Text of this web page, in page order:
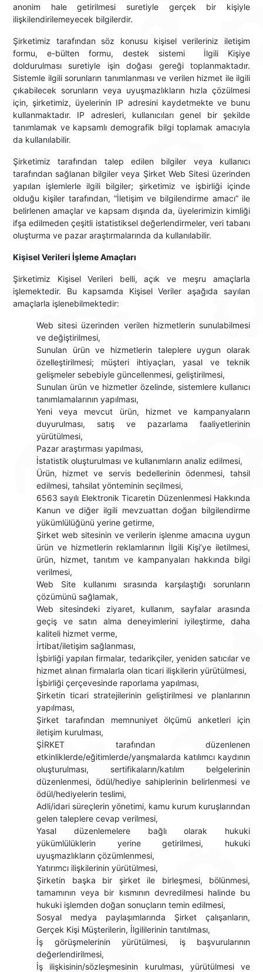
anonim hale getirilmesi suretiyle gerçek bir kişiyle
ilişkilendirilemeyecek bilgilerdir.
Şirketimiz tarafından söz konusu kişisel verileriniz iletişim
formu, e-bülten formu, destek sistemi İlgili Kişiye
doldurulması suretiyle işin doğası gereği toplanmaktadır.
Sistemle ilgili sorunların tanımlanması ve verilen hizmet ile ilgili
çıkabilecek sorunların veya uyuşmazlıkların hızla çözülmesi
için, şirketimiz, üyelerinin IP adresini kaydetmekte ve bunu
kullanmaktadır. IP adresleri, kullanıcıları genel bir şekilde
tanımlamak ve kapsamlı demografik bilgi toplamak amacıyla
da kullanılabilir.
Şirketimiz tarafından talep edilen bilgiler veya kullanıcı
tarafından sağlanan bilgiler veya Şirket Web Sitesi üzerinden
yapılan işlemlerle ilgili bilgiler; şirketimiz ve işbirliği içinde
olduğu kişiler tarafından, “İletişim ve bilgilendirme amacı” ile
belirlenen amaçlar ve kapsam dışında da, üyelerimizin kimliği
ifşa edilmeden çeşitli istatistiksel değerlendirmeler, veri tabanı
oluşturma ve pazar araştırmalarında da kullanılabilir.
Kişisel Verileri İşleme Amaçları
Şirketimiz Kişisel Verileri belli, açık ve meşru amaçlarla
işlemektedir. Bu kapsamda Kişisel Veriler aşağıda sayılan
amaçlarla işlenebilmektedir:
Web sitesi üzerinden verilen hizmetlerin sunulabilmesi
ve değiştirilmesi,
Sunulan ürün ve hizmetlerin taleplere uygun olarak
özelleştirilmesi; müşteri ihtiyaçları, yasal ve teknik
gelişmeler sebebiyle güncellenmesi, geliştirilmesi,
Sunulan ürün ve hizmetler özelinde, sistemlere kullanıcı
tanımlamalarının yapılması,
Yeni veya mevcut ürün, hizmet ve kampanyaların
duyurulması, satış ve pazarlama faaliyetlerinin
yürütülmesi,
Pazar araştırması yapılması,
İstatistik oluşturulması ve kullanımların analiz edilmesi,
Ürün, hizmet ve servis bedellerinin ödenmesi, tahsil
edilmesi, tahsilat yönteminin seçilmesi,
6563 sayılı Elektronik Ticaretin Düzenlenmesi Hakkında
Kanun ve diğer ilgili mevzuattan doğan bilgilendirme
yükümlülüğünü yerine getirme,
Şirket web sitesinin ve verilerin işlenme amacına uygun
ürün ve hizmetlerin reklamlarının İlgili Kişi’ye iletilmesi,
ürün, hizmet, tanıtım ve kampanyaları hakkında bilgi
verilmesi,
Web Site kullanımı sırasında karşılaştığı sorunların
çözümünü sağlamak,
Web sitesindeki ziyaret, kullanım, sayfalar arasında
geçiş ve satın alma deneyimlerini iyileştirme, daha
kaliteli hizmet verme,
İrtibat/iletişim sağlanması,
İşbirliği yapılan firmalar, tedarikçiler, yeniden satıcılar ve
hizmet alınan firmalarla olan ticari ilişkilerin yürütülmesi,
İşbirliği çerçevesinde raporlama yapılması,
Şirketin ticari stratejilerinin geliştirilmesi ve planlarının
yapılması,
Şirket tarafından memnuniyet ölçümü anketleri için
iletişim kurulması,
ŞİRKET tarafından düzenlenen
etkinliklerde/eğitimlerde/yarışmalarda katılımcı kaydının
oluşturulması, sertifikaların/katılım belgelerinin
düzenlenmesi, ödül/hediye sahiplerinin belirlenmesi ve
ödül/hediyelerin teslimi,
Adli/idari süreçlerin yönetimi, kamu kurum kuruşlarından
gelen taleplere cevap verilmesi,
Yasal düzenlemelere bağlı olarak hukuki
yükümlülüklerin yerine getirilmesi, hukuki
uyuşmazlıkların çözümlenmesi,
Yatırımcı ilişkilerinin yürütülmesi,
Şirketin başka bir şirket ile birleşmesi, bölünmesi,
tamamının veya bir kısmının devredilmesi halinde bu
hukuki işlemden doğan sonuçların temin edilmesi,
Sosyal medya paylaşımlarında Şirket çalışanların,
Gerçek Kişi Müşterilerin, İlgililerinin tanıtılması,
İş görüşmelerinin yürütülmesi, iş başvurularının
değerlendirilmesi,
İş ilişkisinin/sözleşmesinin kurulması, yürütülmesi ve